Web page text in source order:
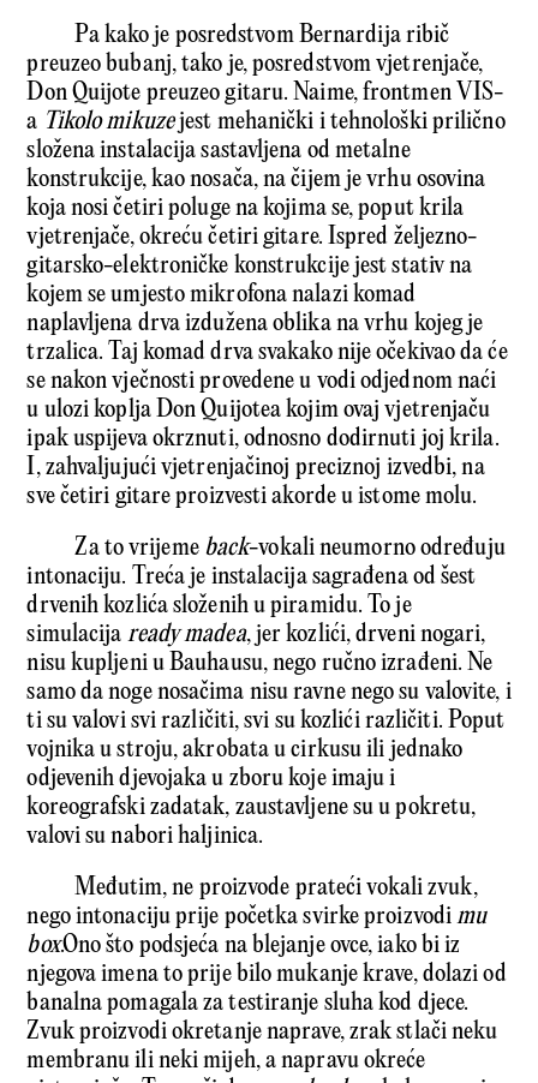
Pa kako je posredstvom Bernardija ribič
preuzeo bubanj, tako je, posredstvom vjetrenjače,
Don Quijote preuzeo gitaru. Naime, frontmen VIS-
a Tikolo mikuzejest mehanički i tehnološki prilično
složena instalacija sastavljena od metalne
konstrukcije, kao nosača, na čijem je vrhu osovina
koja nosi četiri poluge na kojima se, poput krila
vjetrenjače, okreću četiri gitare. Ispred željezno-
gitarsko-elektroničke konstrukcije jest stativ na
kojem se umjesto mikrofona nalazi komad
naplavljena drva izdužena oblika na vrhu kojeg je
trzalica. Taj komad drva svakako nije očekivao da će
se nakon vječnosti provedene u vodi odjednom naći
u ulozi koplja Don Quijotea kojim ovaj vjetrenjaču
ipak uspijeva okrznuti, odnosno dodirnuti joj krila.
I, zahvaljujući vjetrenjačinoj preciznoj izvedbi, na
sve četiri gitare proizvesti akorde u istome molu.
Za to vrijeme back-vokali neumorno određuju
intonaciju. Treća je instalacija sagrađena od šest
drvenih kozlića složenih u piramidu. To je
simulacija ready madea, jer kozlići, drveni nogari,
nisu kupljeni u Bauhausu, nego ručno izrađeni. Ne
samo da noge nosačima nisu ravne nego su valovite, i
ti su valovi svi različiti, svi su kozlići različiti. Poput
vojnika u stroju, akrobata u cirkusu ili jednako
odjevenih djevojaka u zboru koje imaju i
koreografski zadatak, zaustavljene su u pokretu,
valovi su nabori haljinica.
Međutim, ne proizvode prateći vokali zvuk,
nego intonaciju prije početka svirke proizvodimu
box.Ono što podsjeća na blejanje ovce, iako bi iz
njegova imena to prije bilo mukanje krave, dolazi od
banalna pomagala za testiranje sluha kod djece.
Zvuk proizvodi okretanje naprave, zrak stlači neku
membranu ili neki mijeh, a napravu okreće